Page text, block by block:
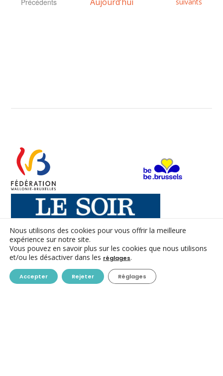
CONTACT
Nous utilisons des cookies pour vous offrir la meilleure
expérience sur notre site.
Vous pouvez en savoir plus sur les cookies que nous utilisons
et/ou les désactiver dans les réglages.
Accepter Rejeter Réglages